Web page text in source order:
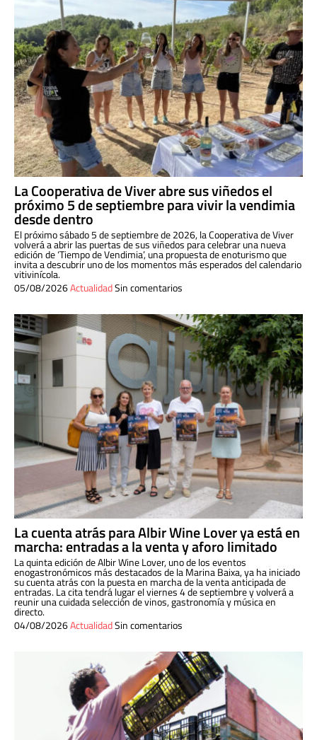
La Cooperativa de Viver abre sus viñedos el
próximo 5 de septiembre para vivir la vendimia
desde dentro
El próximo sábado 5 de septiembre de 2026, la Cooperativa de Viver
volverá a abrir las puertas de sus viñedos para celebrar una nueva
edición de ‘Tiempo de Vendimia’, una propuesta de enoturismo que
invita a descubrir uno de los momentos más esperados del calendario
vitivinícola.
05/08/2026ActualidadSin comentarios
La cuenta atrás para Albir Wine Lover ya está en
marcha: entradas a la venta y aforo limitado
La quinta edición de Albir Wine Lover, uno de los eventos
enogastronómicos más destacados de la Marina Baixa, ya ha iniciado
su cuenta atrás con la puesta en marcha de la venta anticipada de
entradas. La cita tendrá lugar el viernes 4 de septiembre y volverá a
reunir una cuidada selección de vinos, gastronomía y música en
directo.
04/08/2026ActualidadSin comentarios